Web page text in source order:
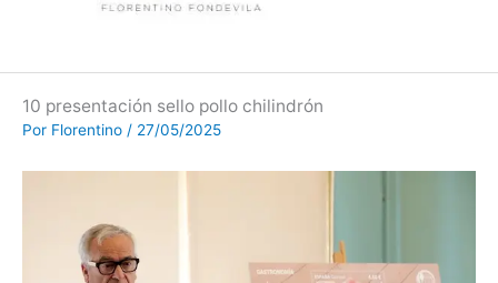
10 presentación sello pollo chilindrón
Por Florentino / 27/05/2025